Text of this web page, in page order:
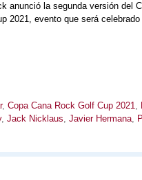
anunció la segunda versión del
2021, evento que será
, Copa Cana Rock Golf Cup 2021,
, Jack Nicklaus, Javier Hermana,